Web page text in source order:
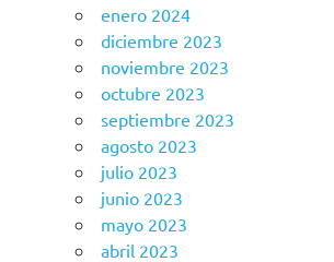
enero 2024
diciembre 2023
noviembre 2023
octubre 2023
septiembre 2023
agosto 2023
julio 2023
junio 2023
mayo 2023
abril 2023